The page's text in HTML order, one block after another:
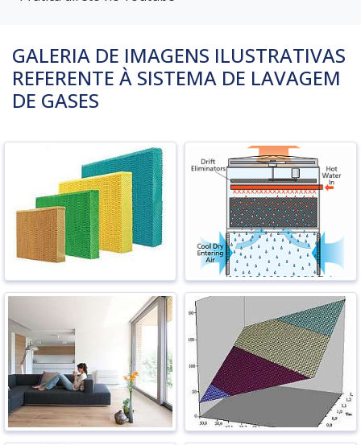
GALERIA DE IMAGENS ILUSTRATIVAS
REFERENTE À SISTEMA DE LAVAGEM
DE GASES